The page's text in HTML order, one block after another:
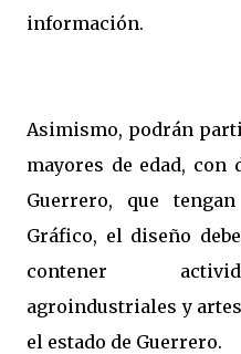
información.
Asimismo, podrán
mayores de edad,
Guerrero, que
Gráfico, el diseño
contener
agroindustriales y
el estado de Guerrero.